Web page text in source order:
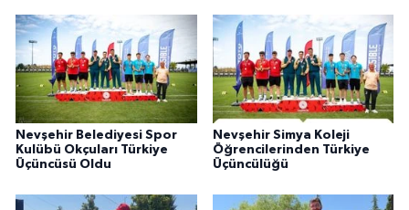
Nevşehir Belediyesi Spor
Kulübü Okçuları Türkiye
Üçüncüsü Oldu
Nevşehir Simya Koleji
Öğrencilerinden Türkiye
Üçüncülüğü